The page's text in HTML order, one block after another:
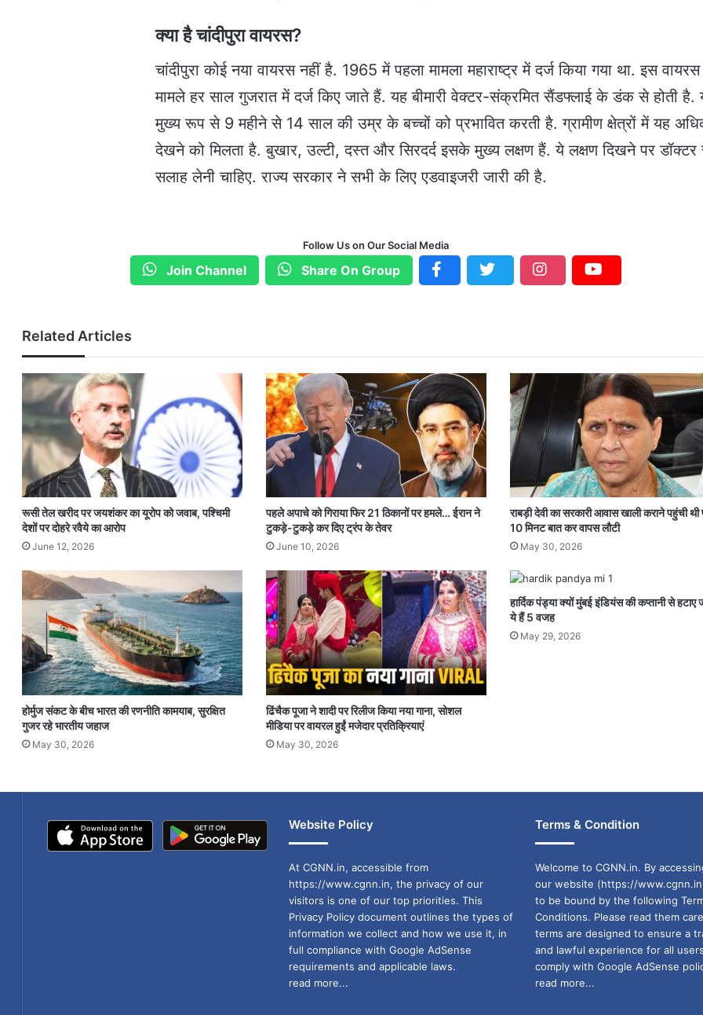
क्या है चांदीपुरा वायरस?
चांदीपुरा कोई नया वायरस नहीं है. 1965 में पहला मामला महाराष्ट्र में दर्ज किया गया था. इस
मामले हर साल गुजरात में दर्ज किए जाते हैं. यह बीमारी वेक्टर-संक्रमित सैंडफ्लाई के डंक से होती है.
मुख्य रूप से 9 महीने से 14 साल की उम्र के बच्चों को प्रभावित करती है. ग्रामीण क्षेत्रों में यह
देखने को मिलता है. बुखार, उल्टी, दस्त और सिरदर्द इसके मुख्य लक्षण हैं. ये लक्षण दिखने पर
सलाह लेनी चाहिए. राज्य सरकार ने सभी के लिए एडवाइजरी जारी की है.
Follow Us on Our Social Media
Join Channel Share On Group
Related Articles
रूसी तेल खरीद पर जयशंकर का यूरोप को जवाब, पश्चिमी
देशों पर दोहरे रवैये का आरोप
June 12, 2026
पहले अपाचे को गिराया फिर 21 ठिकानों पर हमले… ईरान ने
टुकड़े-टुकड़े कर दिए ट्रंप के तेवर
June 10, 2026
राबड़ी देवी का सरकारी आवास खाली कराने पहुंची
10 मिनट बात कर वापस लौटी
May 30, 2026
होर्मुज संकट के बीच भारत की रणनीति कामयाब, सुरक्षित
गुजर रहे भारतीय जहाज
May 30, 2026
ढिंचैक पूजा ने शादी पर रिलीज किया नया गाना, सोशल
मीडिया पर वायरल हुईं मजेदार प्रतिक्रियाएं
May 30, 2026
हार्दिक पंड्या क्यों मुंबई इंडियंस की कप्तानी से हटाए
ये हैं 5 वजह
May 29, 2026
Website Policy
At CGNN.in, accessible from
https://www.cgnn.in, the privacy of our
visitors is one of our top priorities. This
Privacy Policy document outlines the types of
information we collect and how we use it, in
full compliance with Google AdSense
requirements and applicable laws.
read more...
Terms & Condition
Welcome to CGNN.in. By
our website (https://
to be bound by the following
Conditions. Please read them
terms are designed to ensure a
and lawful experience for all
comply with Google AdSense
read more...